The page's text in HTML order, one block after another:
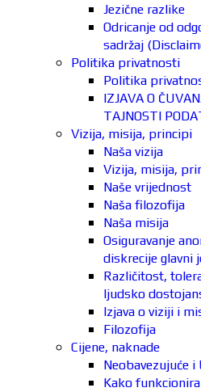
Jezične razlike
Odricanje od
sadržaj
Politika privatnosti
Politika
IZJAVA O
TAJNOSTI
Vizija, misija, principi
Naša vizija
Vizija, misija,
Naše vrijednost
Naša filozofija
Naša misija
Osiguravanje
diskrecije glavni
Različitost,
ljudsko
Izjava o viziji i
Filozofija
Cijene, naknade
Neobavezujuće
Kako